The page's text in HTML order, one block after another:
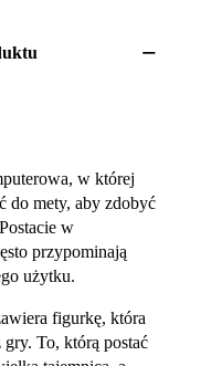
w której
do mety, aby zdobyć
w
przypominają
użytku.
figurkę, która
To, którą postać